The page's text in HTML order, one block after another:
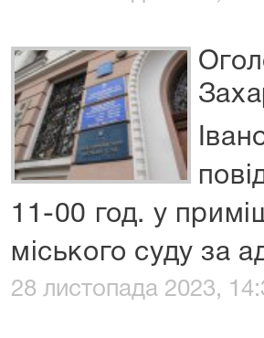
11-00 год. у
міського суду за
28 листопада 2023,